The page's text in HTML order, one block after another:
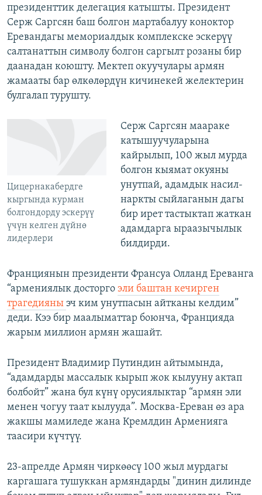
президенттик делегация катышты. Президент
Серж Саргсян баш болгон мартабалуу коноктор
Еревандагы мемориалдык комплекске эскерүү
салтанаттын символу болгон саргылт розаны бир
даанадан коюшту. Мектеп окуучулары армян
жамааты бар өлкөлөрдүн кичинекей желектерин
булгалап турушту.
Цицернакабердге
кыргында курман
болгондорду эскерүү
үчүн келген дүйнө
лидерлери
Серж Саргсян маараке
катышуучуларына
кайрылып, 100 жыл мурда
болгон кыямат окуяны
унутпай, адамдык насил-
наркты сыйлаганын дагы
бир ирет тастыктап жаткан
адамдарга ыраазычылык
билдирди.
Франциянын президенти Франсуа Олланд Ереванга
“армениялык досторго эли баштан кечирген
трагедияны эч ким унутпасын айтканы келдим”
деди. Кээ бир маалыматтар боюнча, Францияда
жарым миллион армян жашайт.
Президент Владимир Путиндин айтымында,
“адамдарды массалык кырып жок кылууну актап
болбойт” жана бул күнү орусиялыктар “армян эли
менен чогуу таат кылууда”. Москва-Ереван өз ара
жакшы мамиледе жана Кремлдин Арменияга
таасири күчтүү.
23-апрелде Армян чиркөөсү 100 жыл мурдагы
каргашага тушуккан армяндарды "динин дилинде